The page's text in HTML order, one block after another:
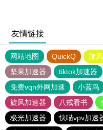
友情链接
网站地图 QuickQ 旋
坚果加速器
tiktok加速器
免费vqn外网加速
小蓝鸟
旋风加速器
八戒看书
极光加速器
快喵vpv加速